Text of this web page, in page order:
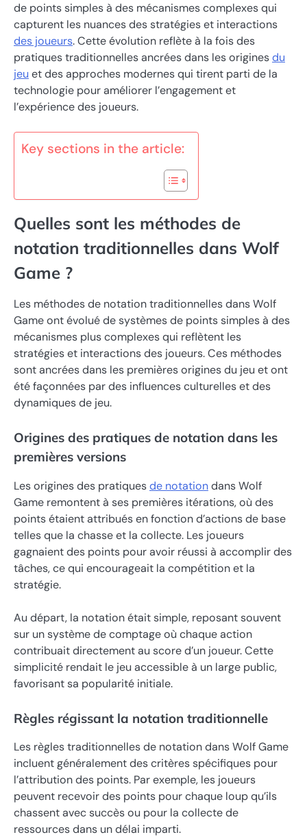
de points simples à des mécanismes complexes qui
capturent les nuances des stratégies et interactions
des joueurs. Cette évolution reflète à la fois des
pratiques traditionnelles ancrées dans les originesdu
jeu et des approches modernes qui tirent parti de la
technologie pour améliorer l’engagement et
l’expérience des joueurs.
Key sections in the article:
Quelles sont les méthodes de
notation traditionnelles dans Wolf
Game ?
Les méthodes de notation traditionnelles dans Wolf
Game ont évolué de systèmes de points simples à des
mécanismes plus complexes qui reflètent les
stratégies et interactions des joueurs. Ces méthodes
sont ancrées dans les premières origines du jeu et ont
été façonnées par des influences culturelles et des
dynamiques de jeu.
Origines des pratiques de notation dans les
premières versions
Les origines des pratiquesde notationdans Wolf
Game remontent à ses premières itérations, où des
points étaient attribués en fonction d’actions de base
telles que la chasse et la collecte. Les joueurs
gagnaient des points pour avoir réussi à accomplir des
tâches, ce qui encourageait la compétition et la
stratégie.
Au départ, la notation était simple, reposant souvent
sur un système de comptage où chaque action
contribuait directement au score d’un joueur. Cette
simplicité rendait le jeu accessible à un large public,
favorisant sa popularité initiale.
Règles régissant la notation traditionnelle
Les règles traditionnelles de notation dans Wolf Game
incluent généralement des critères spécifiques pour
l’attribution des points. Par exemple, les joueurs
peuvent recevoir des points pour chaque loup qu’ils
chassent avec succès ou pour la collecte de
ressources dans un délai imparti.